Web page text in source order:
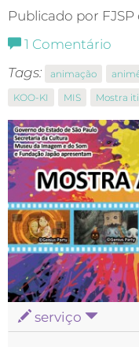
Publicado por FJSP
1 Comentário
Tags:
animação
KOO-KI
MIS Mostra
serviço